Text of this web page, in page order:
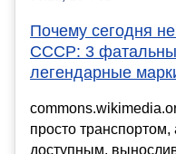
Почему сегодня
СССР: 3
легендарные
просто
доступным,